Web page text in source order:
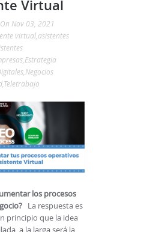
Virtual
On Nov 03, 2021
virtual asistentes
Estrategia
Negocios
Teletrabajo
los procesos
La respuesta es
principio que la idea
a la larga será la